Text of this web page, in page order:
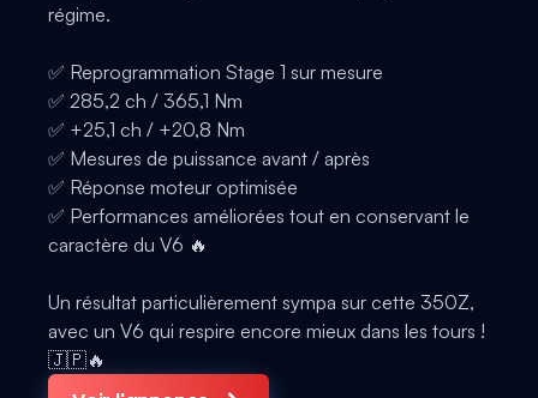
régime.
✅ Reprogrammation Stage 1 sur mesure
✅ 285,2 ch / 365,1 Nm
✅ +25,1 ch / +20,8 Nm
✅ Mesures de puissance avant / après
✅ Réponse moteur optimisée
✅ Performances améliorées tout en conservant le
caractère du V6 🔥
Un résultat particulièrement sympa sur cette 350Z,
avec un V6 qui respire encore mieux dans les tours !
🇯🇵🔥